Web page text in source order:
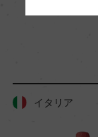
熟成：ー
イタリア